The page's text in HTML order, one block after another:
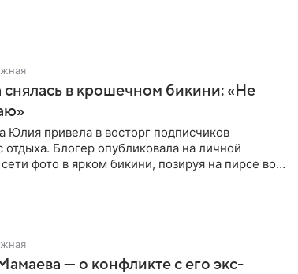
в крошечном бикини: «Не
привела в восторг подписчиков
Блогер опубликовала на личной
фото в ярком бикини, позируя на пирсе во
— о конфликте с его экс-